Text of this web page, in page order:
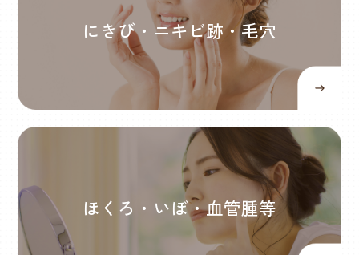
にきび・ニキビ跡・毛穴
ほくろ・いぼ・血管腫等